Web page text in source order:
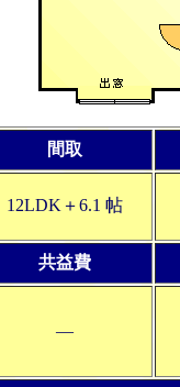
間取
12LDK＋6.1 帖
共益費
―